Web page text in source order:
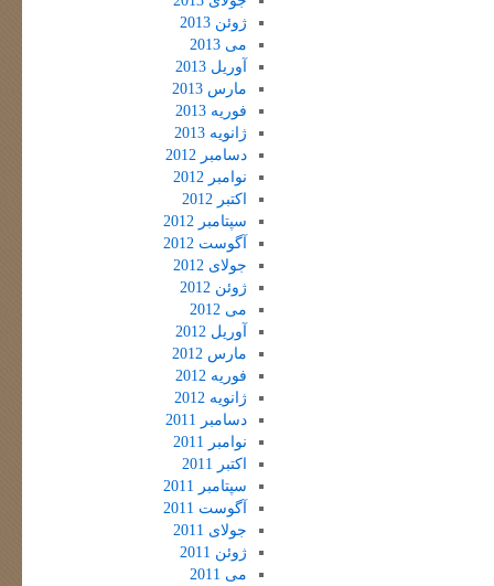
ژوئن 2013
می 2013
آوریل 2013
مارس 2013
فوریه 2013
ژانویه 2013
دسامبر 2012
نوامبر 2012
اکتبر 2012
سپتامبر 2012
آگوست 2012
جولای 2012
ژوئن 2012
می 2012
آوریل 2012
مارس 2012
فوریه 2012
ژانویه 2012
دسامبر 2011
نوامبر 2011
اکتبر 2011
سپتامبر 2011
آگوست 2011
جولای 2011
ژوئن 2011
می 2011